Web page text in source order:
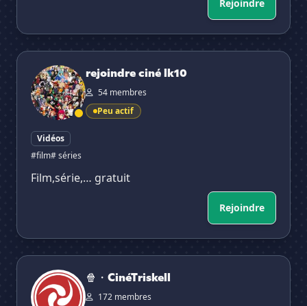
Rejoindre
rejoindre ciné lk10
rejoindre ciné lk10
54 membres
Peu actif
Vidéos
#film# séries
Film,série,… gratuit
Rejoindre
🍿・CinéTriskell
🍿・CinéTriskell
172 membres